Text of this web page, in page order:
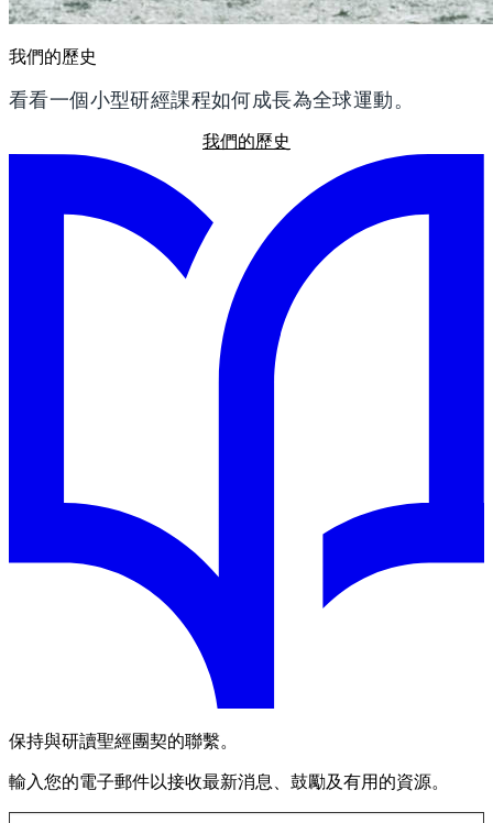
我們的歷史
看看一個小型研經課程如何成長為全球運動。
我們的歷史
保持與研讀聖經團契的聯繫。
輸入您的電子郵件以接收最新消息、鼓勵及有用的資源。